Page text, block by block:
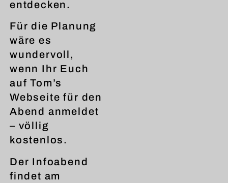
entdecken.
Für die Planung
wäre es
wundervoll,
wenn Ihr Euch
auf Tom’s
Webseite für den
Abend anmeldet
– völlig
kostenlos.
Der Infoabend
findet am